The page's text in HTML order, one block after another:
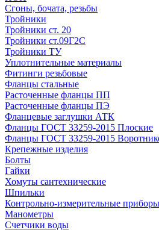
Сгоны, бочата, резьбы
Тройники
Тройники ст. 20
Тройники ст.09Г2С
Тройники ТУ
Уплотнительные материалы
Фитинги резьбовые
Фланцы стальные
Расточенные фланцы ПП
Расточенные фланцы ПЭ
Фланцевые заглушки АТК
Фланцы ГОСТ 33259-2015 Плоские
Фланцы ГОСТ 33259-2015
Крепежные изделия
Болты
Гайки
Хомуты сантехнические
Шпильки
Контрольно-измерительные приборы
Манометры
Счетчики воды